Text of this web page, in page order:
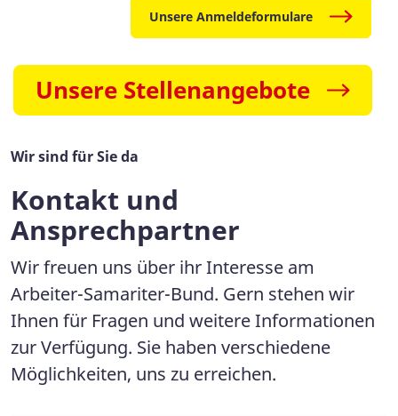
Unsere Anmeldeformulare
Unsere Stellenangebote
Wir sind für Sie da
Kontakt und
Ansprechpartner
Wir freuen uns über ihr Interesse am
Arbeiter-Samariter-Bund. Gern stehen wir
Ihnen für Fragen und weitere Informationen
zur Verfügung. Sie haben verschiedene
Möglichkeiten, uns zu erreichen.